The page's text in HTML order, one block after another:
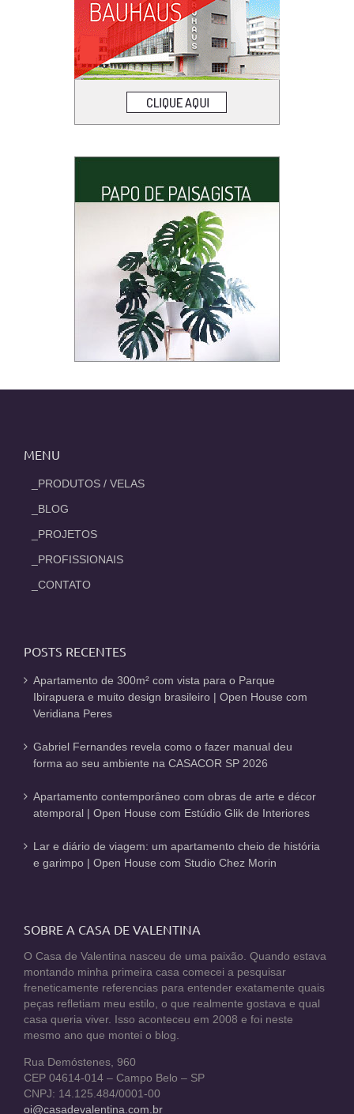
MENU
_PRODUTOS / VELAS
_BLOG
_PROJETOS
_PROFISSIONAIS
_CONTATO
POSTS RECENTES
Apartamento de 300m² com vista para o Parque
Ibirapuera e muito design brasileiro | Open House com
Veridiana Peres
Gabriel Fernandes revela como o fazer manual deu
forma ao seu ambiente na CASACOR SP 2026
Apartamento contemporâneo com obras de arte e décor
atemporal | Open House com Estúdio Glik de Interiores
Lar e diário de viagem: um apartamento cheio de história
e garimpo | Open House com Studio Chez Morin
SOBRE A CASA DE VALENTINA
O Casa de Valentina nasceu de uma paixão. Quando estava
montando minha primeira casa comecei a pesquisar
freneticamente referencias para entender exatamente quais
peças refletiam meu estilo, o que realmente gostava e qual
casa queria viver. Isso aconteceu em 2008 e foi neste
mesmo ano que montei o blog.
Rua Demóstenes, 960
CEP 04614-014 – Campo Belo – SP
CNPJ: 14.125.484/0001-00
oi@casadevalentina.com.br